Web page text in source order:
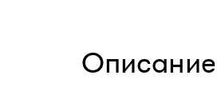
Описание